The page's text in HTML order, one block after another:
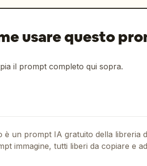
usare questo
il prompt completo qui sopra.
è un prompt IA gratuito della libreria
immagine, tutti liberi da copiare e